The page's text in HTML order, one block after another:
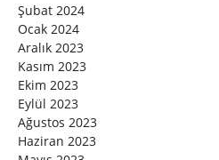
Şubat 2024
Ocak 2024
Aralık 2023
Kasım 2023
Ekim 2023
Eylül 2023
Ağustos 2023
Haziran 2023